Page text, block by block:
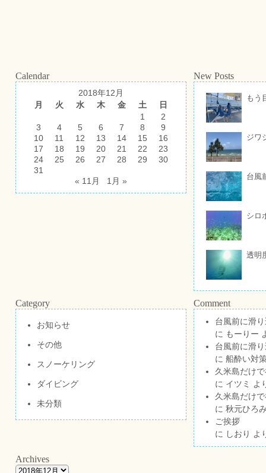
Calendar
2018年12月
月
火 水 木 金 土
日
1
2
3
4 5 6 7 8
9
10
11 12 13 14 15
16
17
18 19 20 21 22
23
24
25 26 27 28 29
30
31
« 11月
1月 »
New Posts
もう
ジワ
台風
シロ
透明
Category
お知らせ
その他
スノーケリング
ダイビング
未分類
Comment
台風前に滑
に もーりー
台風前に滑
に 船酔い対
久米島だけ
に イツミ
よ
久米島だけ
に 秋元ひろ
ご挨拶
に しおり よ
Archives